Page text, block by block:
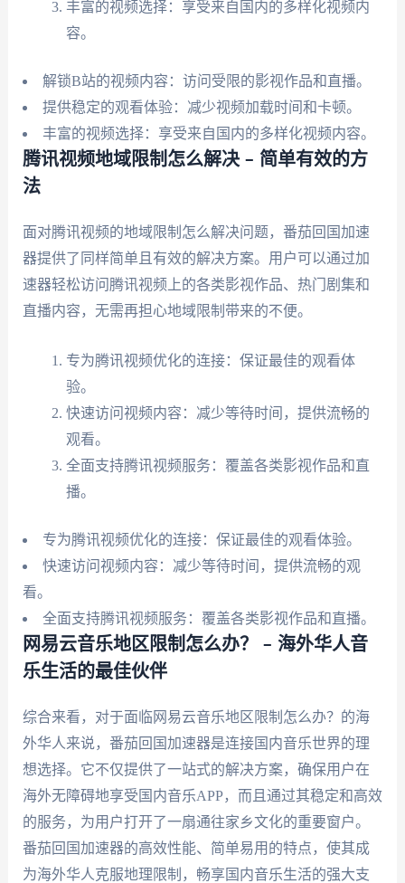
丰富的视频选择：享受来自国内的多样化视频内
容。
解锁B站的视频内容：访问受限的影视作品和直播。
提供稳定的观看体验：减少视频加载时间和卡顿。
丰富的视频选择：享受来自国内的多样化视频内容。
腾讯视频地域限制怎么解决 – 简单有效的方
法
面对腾讯视频的地域限制怎么解决问题，番茄回国加速
器提供了同样简单且有效的解决方案。用户可以通过加
速器轻松访问腾讯视频上的各类影视作品、热门剧集和
直播内容，无需再担心地域限制带来的不便。
专为腾讯视频优化的连接：保证最佳的观看体
验。
快速访问视频内容：减少等待时间，提供流畅的
观看。
全面支持腾讯视频服务：覆盖各类影视作品和直
播。
专为腾讯视频优化的连接：保证最佳的观看体验。
快速访问视频内容：减少等待时间，提供流畅的观
看。
全面支持腾讯视频服务：覆盖各类影视作品和直播。
网易云音乐地区限制怎么办？ – 海外华人音
乐生活的最佳伙伴
综合来看，对于面临网易云音乐地区限制怎么办？的海
外华人来说，番茄回国加速器是连接国内音乐世界的理
想选择。它不仅提供了一站式的解决方案，确保用户在
海外无障碍地享受国内音乐APP，而且通过其稳定和高效
的服务，为用户打开了一扇通往家乡文化的重要窗户。
番茄回国加速器的高效性能、简单易用的特点，使其成
为海外华人克服地理限制，畅享国内音乐生活的强大支